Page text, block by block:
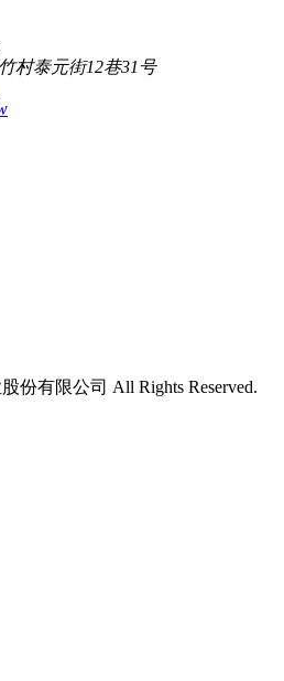
村泰元街12巷31号
份有限公司 All Rights Reserved.